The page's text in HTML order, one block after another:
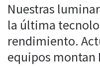
Nuestras
la última
rendimiento.
equipos montan